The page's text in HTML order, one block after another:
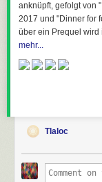
anknüpft, gefolgt von
2017 und "Dinner for
über ein Prequel
mehr...
Tlaloc